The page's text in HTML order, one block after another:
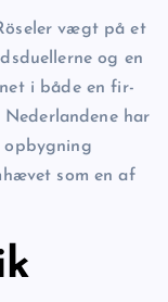
vægt på et
og en
i både en fir-
har
opbygning
som en af